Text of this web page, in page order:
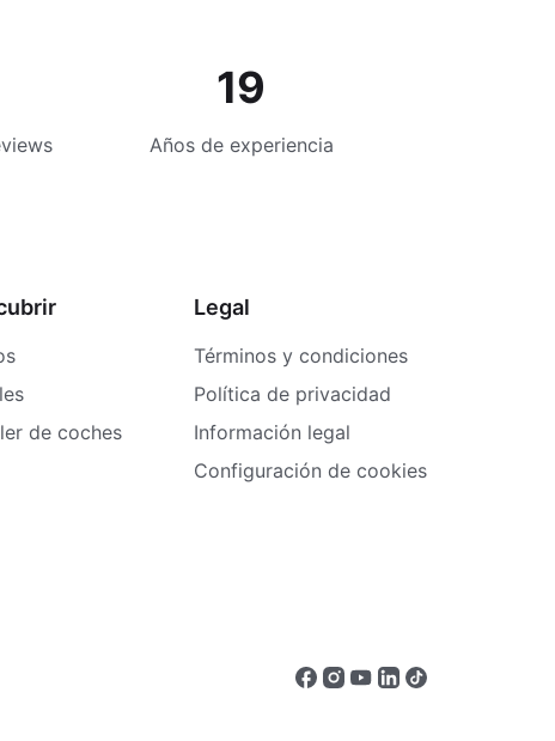
19
Años de experiencia
de coches
Legal
Términos y condiciones
Política de privacidad
Información legal
Configuración de cookies